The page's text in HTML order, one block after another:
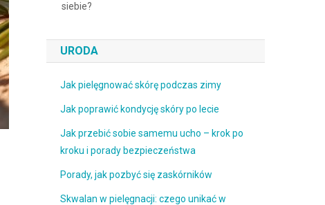
siebie?
URODA
Jak pielęgnować skórę podczas zimy
Jak poprawić kondycję skóry po lecie
Jak przebić sobie samemu ucho – krok po
kroku i porady bezpieczeństwa
Porady, jak pozbyć się zaskórników
Skwalan w pielęgnacji: czego unikać w